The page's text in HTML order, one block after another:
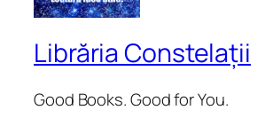
Librăria Constelații
Good Books. Good for You.